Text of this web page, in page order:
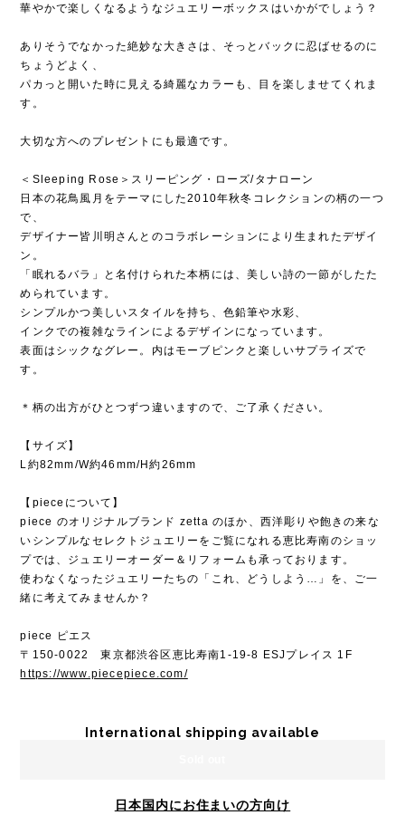
華やかで楽しくなるようなジュエリーボックスはいかがでしょう？
ありそうでなかった絶妙な大きさは、そっとバックに忍ばせるのに
ちょうどよく、
パカっと開いた時に見える綺麗なカラーも、目を楽しませてくれま
す。
大切な方へのプレゼントにも最適です。
＜Sleeping Rose＞スリーピング・ローズ/タナローン
日本の花鳥風月をテーマにした2010年秋冬コレクションの柄の一つ
で、
デザイナー皆川明さんとのコラボレーションにより生まれたデザイ
ン。
「眠れるバラ」と名付けられた本柄には、美しい詩の一節がしたた
められています。
シンプルかつ美しいスタイルを持ち、色鉛筆や水彩、
インクでの複雑なラインによるデザインになっています。
表面はシックなグレー。内はモーブピンクと楽しいサプライズで
す。
＊柄の出方がひとつずつ違いますので、ご了承ください。
【サイズ】
L約82mm/W約46mm/H約26mm
【pieceについて】
piece のオリジナルブランド zetta のほか、西洋彫りや飽きの来な
いシンプルなセレクトジュエリーをご覧になれる恵比寿南のショッ
プでは、ジュエリーオーダー＆リフォームも承っております。
使わなくなったジュエリーたちの「これ、どうしよう…」を、ご一
緒に考えてみませんか？
piece ピエス
〒150-0022 東京都渋谷区恵比寿南1-19-8 ESJプレイス 1F
https://www.piecepiece.com/
International shipping available
日本国内にお住まいの方向け